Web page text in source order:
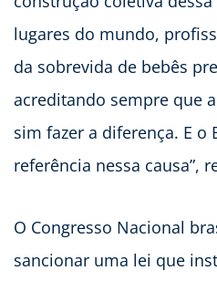
lugares do mundo,
da sobrevida de bebês
acreditando sempre que
sim fazer a diferença. E o
referência nessa causa”,
O Congresso Nacional
sancionar uma lei que